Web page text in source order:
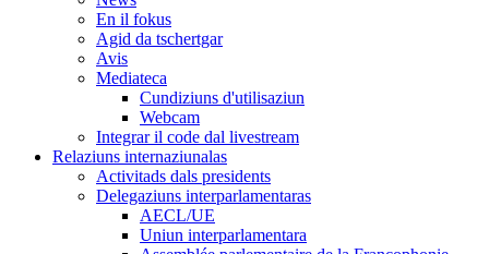
En il fokus
Agid da tschertgar
Avis
Mediateca
Cundiziuns d'utilisaziun
Webcam
Integrar il code dal livestream
Relaziuns internaziunalas
Activitads dals presidents
Delegaziuns interparlamentaras
AECL/UE
Uniun interparlamentara